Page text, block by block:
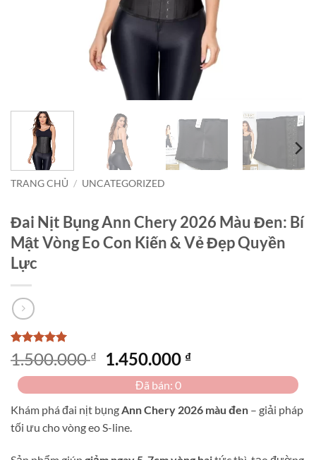
TRANG CHỦ / UNCATEGORIZED
Đai Nịt Bụng Ann Chery 2026 Màu Đen: Bí
Mật Vòng Eo Con Kiến & Vẻ Đẹp Quyền
Lực
5trên 5
dựa trên
1
đánh giá
1.500.000₫
Giá
gốc
là:
1.500.000 ₫.
1.450.000 ₫Giá
hiện
tại
là:
Đã bán: 0
Khám phá đai nịt bụngAnn Chery 2026 màu đen – giải pháp
tối ưu cho vòng eo S-line.